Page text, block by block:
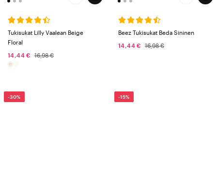
Tukisukat Lilly Vaalean Beige
Floral
14,44 €
16,98 €
Beez Tukisukat Beda Sininen
14,44 €
16,98 €
-30% -15%